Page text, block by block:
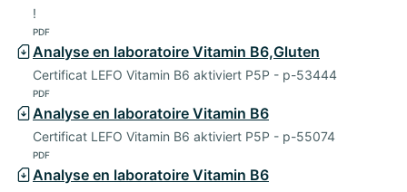
!
PDF
Analyse en laboratoire Vitamin B6,Gluten
Certificat LEFO Vitamin B6 aktiviert P5P - p-53444
PDF
Analyse en laboratoire Vitamin B6
Certificat LEFO Vitamin B6 aktiviert P5P - p-55074
PDF
Analyse en laboratoire Vitamin B6